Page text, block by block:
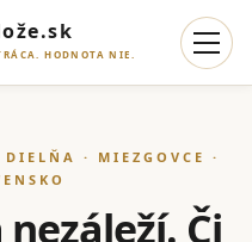
HODNOTA NIE.
· MIEZGOVCE ·
Či